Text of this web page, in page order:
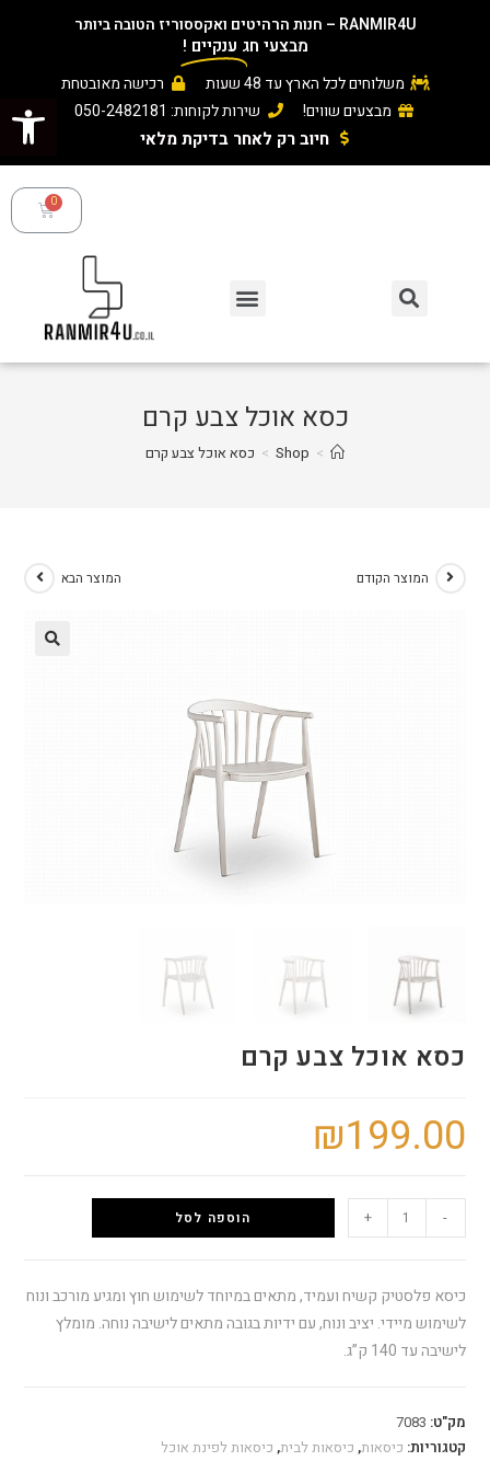
פתח סרגל נגישות
RANMIR4U – חנות הרהיטים ואקססוריז הטובה ביותר
מבצעי חג ענקיים !
משלוחים לכל הארץ עד 48 שעות
רכישה מאובטחת
מבצעים שווים!
שירות לקוחות: 050-2482181
חיוב רק לאחר בדיקת מלאי ​
כסא אוכל צבע קרם
>
Shop
> כסא אוכל צבע קרם
המוצר הקודם המוצר הבא
כסא אוכל צבע קרם
₪199.00
-
+ הוספה לסל
כיסא פלסטיק קשיח ועמיד, מתאים במיוחד לשימוש חוץ ומגיע מורכב ונוח
לשימוש מיידי. יציב ונוח, עם ידיות בגובה מתאים לישיבה נוחה. מומלץ
לישיבה עד 140 ק”ג.
מק"ט: 7083
קטגוריות: כיסאות, כיסאות לבית, כיסאות לפינת אוכל